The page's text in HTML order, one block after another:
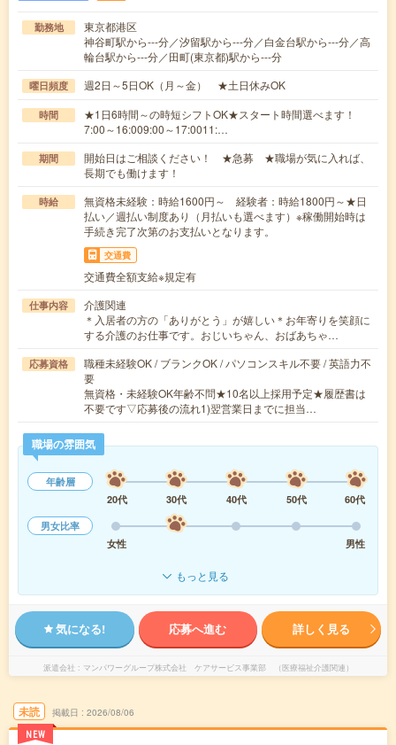
勤務地
東京都港区
神谷町駅から---分／汐留駅から---分／白金台駅から---分／高
輪台駅から---分／田町(東京都)駅から---分
曜日頻度 週2日～5日OK（月～金） ★土日休みOK
時間
★1日6時間～の時短シフトOK★スタート時間選べます！
7:00～16:009:00～17:0011:…
期間
開始日はご相談ください！ ★急募 ★職場が気に入れば、
長期でも働けます！
時給
無資格未経験：時給1600円～ 経験者：時給1800円～★日
払い／週払い制度あり（月払いも選べます）※稼働開始時は
手続き完了次第のお支払いとなります。
交通費
交通費全額支給※規定有
仕事内容
介護関連
＊入居者の方の「ありがとう」が嬉しい＊お年寄りを笑顔に
する介護のお仕事です。おじいちゃん、おばあちゃ…
応募資格
職種未経験OK / ブランクOK / パソコンスキル不要 / 英語力不
要
無資格・未経験OK年齢不問★10名以上採用予定★履歴書は
不要です▽応募後の流れ1)翌営業日までに担当…
職場の雰囲気
年齢層
20代
30代 40代 50代
60代
男女比率
女性
男性
もっと見る
気になる! 応募へ進む 詳しく見る
派遣会社 マンパワーグループ株式会社 ケアサービス事業部 （医療福祉介護関連）
未読
NEW
掲載日 2026/08/06